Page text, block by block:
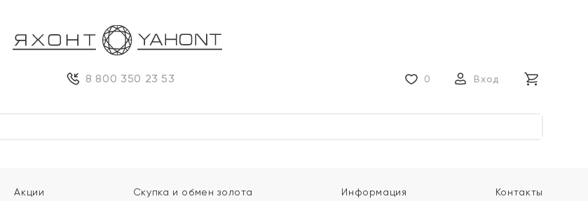
8 800 350 23 53 0 Вход
Акции Скупка и обмен золота Информация Контакты